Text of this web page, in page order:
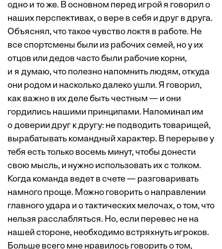
одно и то же. В основном перед игрой я говорил о
наших перспективах, о вере в себя и друг в друга.
Объяснял, что такое чувство локтя в работе. Не
все спортсмены были из рабочих семей, но у их
отцов или дедов часто были рабочие корни,
и я думаю, что полезно напомнить людям, откуда
они родом и насколько далеко ушли. Я говорил,
как важно в их деле быть честным — и они
гордились нашими принципами. Напоминал им
о доверии друг к другу: не подводить товарищей,
вырабатывать командный характер. В перерыве у
тебя есть только восемь минут, чтобы донести
свою мысль, и нужно использовать их с толком.
Когда команда ведет в счете — разговаривать
намного проще. Можно говорить о направлении
главного удара и о тактических мелочах, о том, что
нельзя расслабляться. Но, если перевес не на
нашей стороне, необходимо встряхнуть игроков.
Больше всего мне нравилось говорить о том,